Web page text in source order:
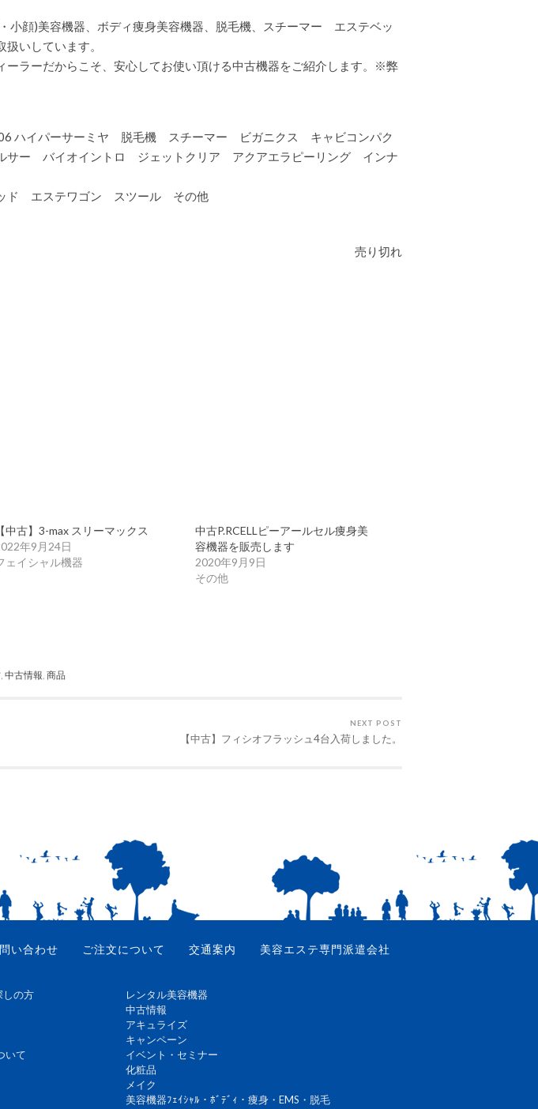
小顔)美容機器、ボディ痩身美容機器、脱毛機、スチーマー エステベッ
いしています。
ーラーだからこそ、安心してお使い頂ける中古機器をご紹介します。※弊
ハイパーサーミヤ 脱毛機 スチーマー ビガニクス キャビコンパク
サー バイオイントロ ジェットクリア アクアエラピーリング インナ
ド エステワゴン スツール その他
売り切れ
【中古】3-max スリーマックス
年9月24日
ェイシャル機器
中古P.RCELLピーアールセル痩身美
容機器を販売します
2020年9月9日
その他
, 中古情報, 商品
NEXT POST
【中古】フィシオフラッシュ4台入荷しました。
い合わせ ご注文について 交通案内 美容エステ専門派遣会社
しの方
いて
レンタル美容機器
中古情報
アキュライズ
キャンペーン
イベント・セミナー
化粧品
メイク
美容機器ﾌｪｲｼｬﾙ・ﾎﾞﾃﾞｨ・痩身・EMS・脱毛